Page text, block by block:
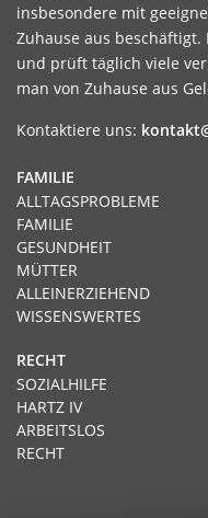
insbesondere mit
Zuhause aus
und prüft täglich viele
man von Zuhause aus
Kontaktiere uns:
FAMILIE
ALLTAGSPROBLEME
FAMILIE
GESUNDHEIT
MÜTTER
ALLEINERZIEHEND
WISSENSWERTES
RECHT
SOZIALHILFE
HARTZ IV
ARBEITSLOS
RECHT